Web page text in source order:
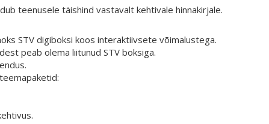
teenusele täishind vastavalt kehtivale hinnakirjale.
STV digiboksi koos interaktiivsete võimalustega.
peab olema liitunud STV boksiga.